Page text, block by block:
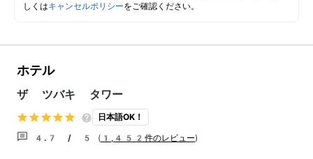
しくはキャンセルポリシーをご確認ください。
ホテル
ザ ツバキ タワー
日本語OK！
4.7 / 5 ( 1,452件のレビュー)